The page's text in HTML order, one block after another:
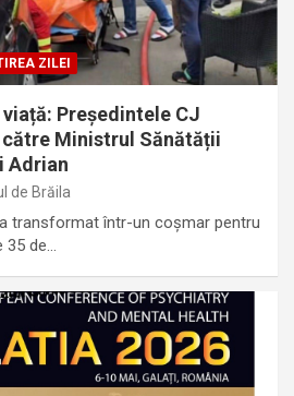
ZILEI
Președintele CJ
Ministrul Sănătății
Adrian
de Brăila
transformat într-un coșmar pentru
35 de…